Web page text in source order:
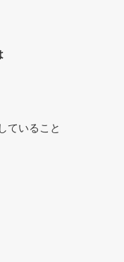
ていること